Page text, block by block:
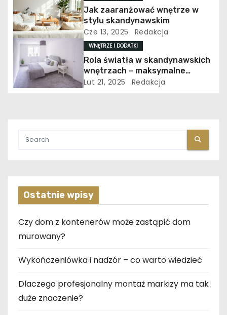
i
s
u
Jak zaaranżować wnętrze w
stylu skandynawskim
Cze 13, 2025 Redakcja
WNĘTRZE I DODATKI
Rola światła w skandynawskich
wnętrzach – maksymalne
wykorzystanie naturalnego
Lut 21, 2025 Redakcja
Ostatnie wpisy
Czy dom z kontenerów może zastąpić dom
murowany?
Wykończeniówka i nadzór – co warto wiedzieć
Dlaczego profesjonalny montaż markizy ma tak
duże znaczenie?